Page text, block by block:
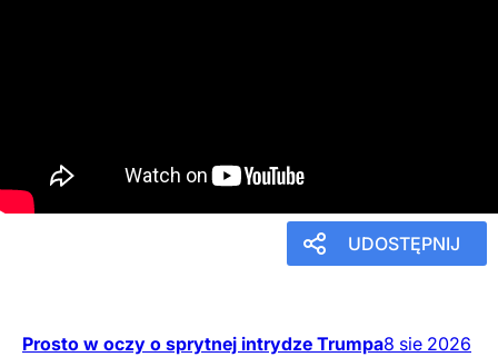
lipca 2026 19:30
UDOSTĘPNIJ
Prosto w oczy o sprytnej intrydze Trumpa8 sie 2026